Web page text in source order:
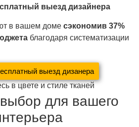
выезд дизайнера
в вашем доме сэкономив 37%
благодаря систематизации
выезд дизанера
в цвете и стиле тканей
для вашего